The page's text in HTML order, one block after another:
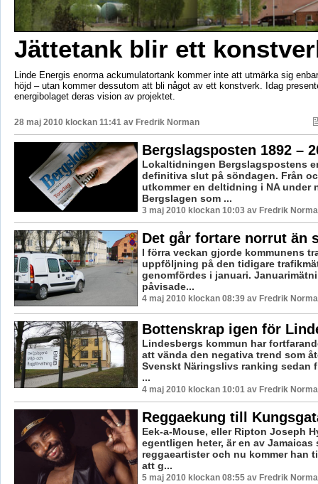
Jättetank blir ett
Linde Energis enorma ackumulatortank kommer inte att utmärka sig
höjd – utan kommer dessutom att bli något av ett konstverk. Idag
energibolaget deras vision av projektet.
28 maj 2010 klockan 11:41 av Fredrik Norman
Bergslagsposten 1892 –
Lokaltidningen Bergslagspostens
definitiva slut på söndagen. Från
utkommer en deltidning i NA under
Bergslagen som ...
3 maj 2010 klockan 10:03 av Fredrik
Det går fortare norrut än
I förra veckan gjorde kommunens
uppföljning på den tidigare
genomfördes i januari.
påvisade...
4 maj 2010 klockan 08:39 av Fredrik
Bottenskrap igen för
Lindesbergs kommun har
att vända den negativa trend som
Svenskt Näringslivs ranking sedan
...
4 maj 2010 klockan 10:01 av Fredrik
Reggaekung till
Eek-a-Mouse, eller Ripton Joseph
egentligen heter, är en av Jamaicas
reggaeartister och nu kommer han
att g...
5 maj 2010 klockan 08:55 av Fredrik